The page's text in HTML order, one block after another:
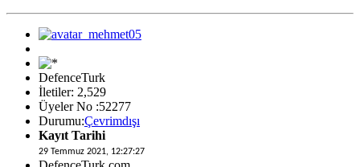
DefenceTurk
İletiler: 2,529
Üyeler No :52277
Durumu:Çevrimdışı
Kayıt Tarihi
29 Temmuz 2021, 12:27:27